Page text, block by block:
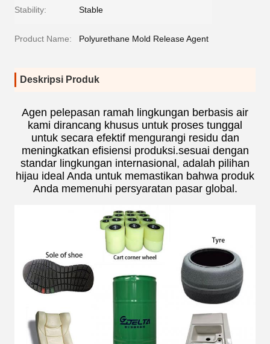
Stability: Stable
Product Name: Polyurethane Mold Release Agent
Deskripsi Produk
Agen pelepasan ramah lingkungan berbasis air
kami dirancang khusus untuk proses tunggal
untuk secara efektif mengurangi residu dan
meningkatkan efisiensi produksi.sesuai dengan
standar lingkungan internasional, adalah pilihan
hijau ideal Anda untuk memastikan bahwa produk
Anda memenuhi persyaratan pasar global.